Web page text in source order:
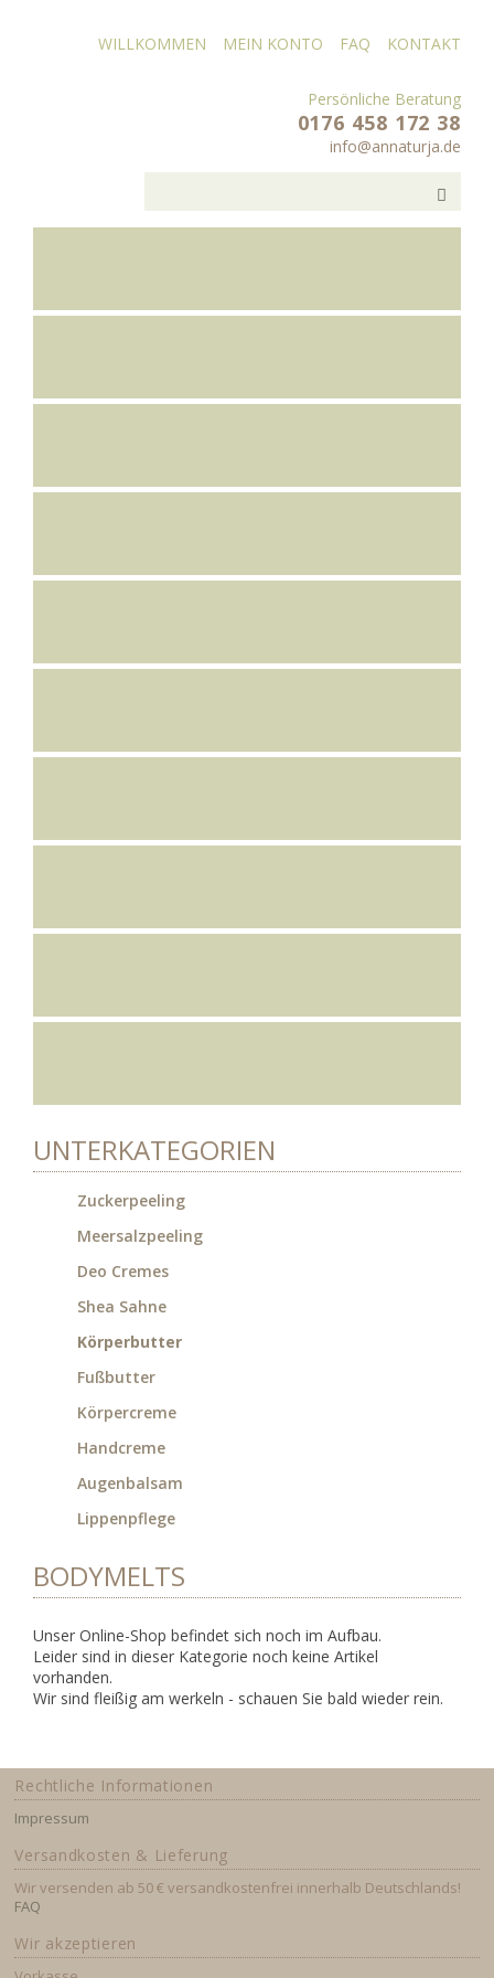
WILLKOMMEN MEIN KONTO FAQ KONTAKT
Persönliche Beratung
0176 458 172 38
info@annaturja.de
UNTERKATEGORIEN
Zuckerpeeling
Meersalzpeeling
Deo Cremes
Shea Sahne
Körperbutter
Fußbutter
Körpercreme
Handcreme
Augenbalsam
Lippenpflege
BODYMELTS
Unser Online-Shop befindet sich noch im Aufbau.
Leider sind in dieser Kategorie noch keine Artikel
vorhanden.
Wir sind fleißig am werkeln - schauen Sie bald wieder rein.
Rechtliche Informationen
Impressum
Versandkosten & Lieferung
Wir versenden ab 50 € versandkostenfrei innerhalb Deutschlands!
FAQ
Wir akzeptieren